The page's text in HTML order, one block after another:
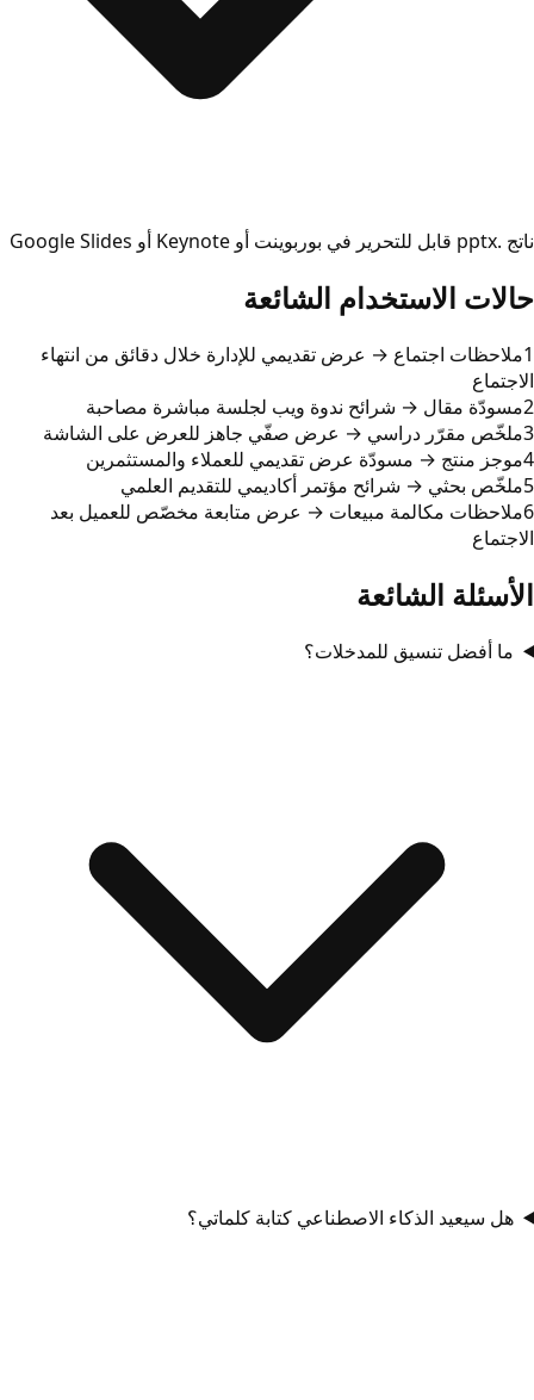
ناتج .pptx قابل للتحرير في بوربوينت أو Keynote أو Google Slides
حالات الاستخدام الشائعة
1ملاحظات اجتماع → عرض تقديمي للإدارة خلال دقائق من انتهاء
الاجتماع
2مسودّة مقال → شرائح ندوة ويب لجلسة مباشرة مصاحبة
3ملخّص مقرّر دراسي → عرض صفّي جاهز للعرض على الشاشة
4موجز منتج → مسودّة عرض تقديمي للعملاء والمستثمرين
5ملخّص بحثي → شرائح مؤتمر أكاديمي للتقديم العلمي
6ملاحظات مكالمة مبيعات → عرض متابعة مخصّص للعميل بعد
الاجتماع
الأسئلة الشائعة
ما أفضل تنسيق للمدخلات؟
هل سيعيد الذكاء الاصطناعي كتابة كلماتي؟